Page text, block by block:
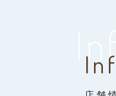
Info